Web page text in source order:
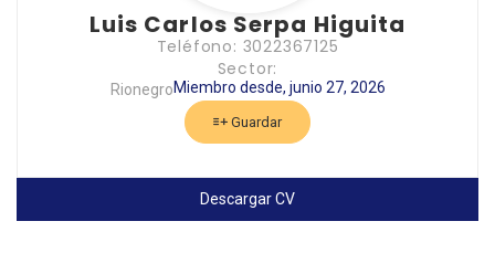
Luis Carlos Serpa Higuita
Teléfono: 3022367125
Sector:
RionegroMiembro desde, junio 27, 2026
Guardar
Descargar CV